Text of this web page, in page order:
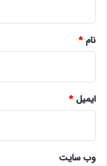
نام*
ایمیل*
وب‌ سایت